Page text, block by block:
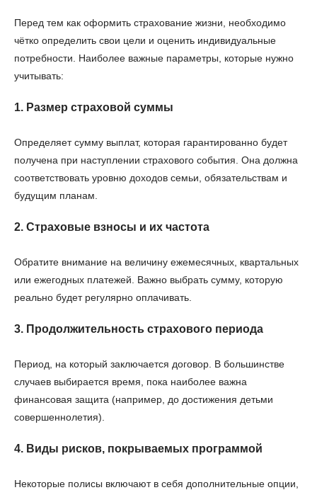
Перед тем как оформить страхование жизни, необходимо
чётко определить свои цели и оценить индивидуальные
потребности. Наиболее важные параметры, которые нужно
учитывать:
1. Размер страховой суммы
Определяет сумму выплат, которая гарантированно будет
получена при наступлении страхового события. Она должна
соответствовать уровню доходов семьи, обязательствам и
будущим планам.
2. Страховые взносы и их частота
Обратите внимание на величину ежемесячных, квартальных
или ежегодных платежей. Важно выбрать сумму, которую
реально будет регулярно оплачивать.
3. Продолжительность страхового периода
Период, на который заключается договор. В большинстве
случаев выбирается время, пока наиболее важна
финансовая защита (например, до достижения детьми
совершеннолетия).
4. Виды рисков, покрываемых программой
Некоторые полисы включают в себя дополнительные опции,